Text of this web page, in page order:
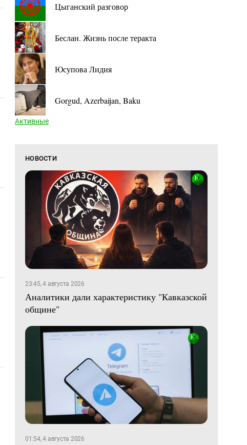
Цыганский разговор
Беслан. Жизнь после теракта
Юсупова Лидия
Gorgud, Azerbaijan, Baku
Активные
НОВОСТИ
23:45, 4 августа 2026
Аналитики дали характеристику "Кавказской
общине"
01:54, 4 августа 2026